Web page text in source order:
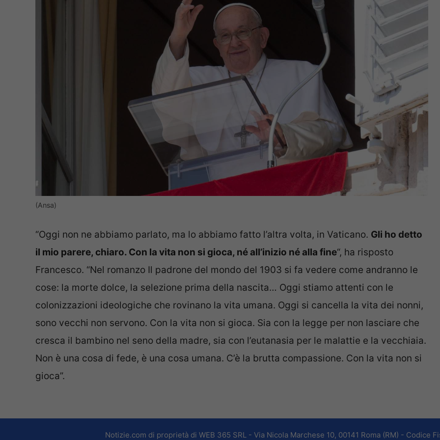
(Ansa)
“Oggi non ne abbiamo parlato, ma lo abbiamo fatto l’altra volta, in Vaticano. Gli ho detto
il mio parere, chiaro. Con la vita non si gioca, né all’inizio né alla fine“, ha risposto
Francesco. “Nel romanzo Il padrone del mondo del 1903 si fa vedere come andranno le
cose: la morte dolce, la selezione prima della nascita… Oggi stiamo attenti con le
colonizzazioni ideologiche che rovinano la vita umana. Oggi si cancella la vita dei nonni,
sono vecchi non servono. Con la vita non si gioca. Sia con la legge per non lasciare che
cresca il bambino nel seno della madre, sia con l’eutanasia per le malattie e la vecchiaia.
Non è una cosa di fede, è una cosa umana. C’è la brutta compassione. Con la vita non si
gioca”.
Notizie.com di proprietà di WEB 365 SRL - Via Nicola Marchese 10, 00141 Roma (RM) - Codice